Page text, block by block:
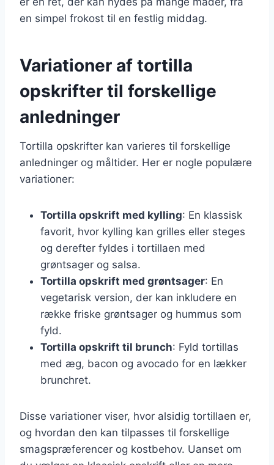
en simpel frokost til en festlig middag.
Variationer af tortilla
opskrifter til forskellige
anledninger
Tortilla opskrifter kan varieres til forskellige
anledninger og måltider. Her er nogle populære
variationer:
Tortilla opskrift med kylling: En klassisk
favorit, hvor kylling kan grilles eller steges
og derefter fyldes i tortillaen med
grøntsager og salsa.
Tortilla opskrift med grøntsager: En
vegetarisk version, der kan inkludere en
række friske grøntsager og hummus som
fyld.
Tortilla opskrift til brunch: Fyld tortillas
med æg, bacon og avocado for en lækker
brunchret.
Disse variationer viser, hvor alsidig tortillaen er,
og hvordan den kan tilpasses til forskellige
smagspræferencer og kostbehov. Uanset om